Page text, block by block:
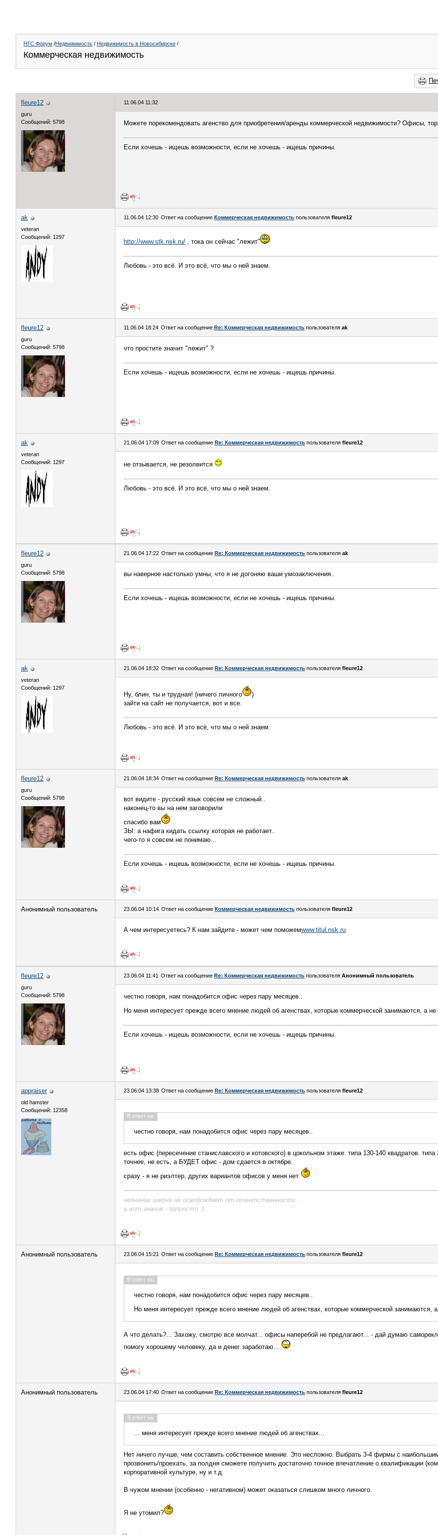
НГС.Форум /Недвижимость / Недвижимость в Новосибирске /
Коммерческая недвижимость
fleure12
guru
Сообщений: 5798
11.06.04 11:32
Можете порекомендовать агенство для приобретения/аренды коммерческой недвижимости? Офисы,
Если хочешь - ищешь возможности, если не хочешь - ищешь причины.
ak
veteran
Сообщений: 1297
11.06.04 12:30 Ответ на сообщение Коммерческая недвижимость пользователя fleure12
http://www.stk.nsk.ru/ , тока он сейчас "лежит"
Любовь - это всё. И это всё, что мы о ней знаем.
fleure12
guru
Сообщений: 5798
11.06.04 18:24 Ответ на сообщение Re: Коммерческая недвижимость пользователя ak
что простите значит "лежит" ?
Если хочешь - ищешь возможности, если не хочешь - ищешь причины.
ak
veteran
Сообщений: 1297
21.06.04 17:09 Ответ на сообщение Re: Коммерческая недвижимость пользователя fleure12
не отзывается, не резолвится
Любовь - это всё. И это всё, что мы о ней знаем.
fleure12
guru
Сообщений: 5798
21.06.04 17:22 Ответ на сообщение Re: Коммерческая недвижимость пользователя ak
вы наверное настолько умны, что я не догоняю ваши умозаключения..
Если хочешь - ищешь возможности, если не хочешь - ищешь причины.
ak
veteran
Сообщений: 1297
21.06.04 18:32 Ответ на сообщение Re: Коммерческая недвижимость пользователя fleure12
Ну, блин, ты и трудная! (ничего личного
)
зайти на сайт не получается, вот и все.
Любовь - это всё. И это всё, что мы о ней знаем.
fleure12
guru
Сообщений: 5798
21.06.04 18:34 Ответ на сообщение Re: Коммерческая недвижимость пользователя ak
вот видите - русский язык совсем не сложный..
наконец-то вы на нем заговорили
спасибо вам
ЗЫ: а нафига кидать ссылку которая не работает..
чего-то я совсем не понимаю...
Если хочешь - ищешь возможности, если не хочешь - ищешь причины.
Анонимный пользователь 23.06.04 10:14 Ответ на сообщение Коммерческая недвижимость пользователя fleure12
А чем интересуетесь? К нам зайдите - может чем поможемwww.titul.nsk.ru
fleure12
guru
Сообщений: 5798
23.06.04 11:41 Ответ на сообщение Re: Коммерческая недвижимость пользователя Анонимный пользователь
честно говоря, нам понадобится офис через пару месяцев..
Но меня интересует прежде всего мнение людей об агенствах, которые коммерческой занимаются, а
Если хочешь - ищешь возможности, если не хочешь - ищешь причины.
appraiser
old hamster
Сообщений: 12358
23.06.04 13:38 Ответ на сообщение Re: Коммерческая недвижимость пользователя fleure12
В ответ на:
честно говоря, нам понадобится офис через пару месяцев..
есть офис (пересечение станиславского и котовского) в цокольном этаже. типа 130-140 квадратов. типа
точнее, не есть, а БУДЕТ офис - дом сдается в октябре.
сразу - я не риэлтер, других вариантов офисов у меня нет
незнание закона не освобождает от ответственности ...
а вот знание - запросто :)
Анонимный пользователь 23.06.04 15:21 Ответ на сообщение Re: Коммерческая недвижимость пользователя fleure12
В ответ на:
честно говоря, нам понадобится офис через пару месяцев..
Но меня интересует прежде всего мнение людей об агенствах, которые коммерческой занимаются,
А что делать?... Захожу, смотрю все молчат... офисы наперебой не предлагают... - дай думаю
помогу хорошему человеку, да и денег заработаю...
Анонимный пользователь 23.06.04 17:40 Ответ на сообщение Re: Коммерческая недвижимость пользователя fleure12
В ответ на:
... меня интересует прежде всего мнение людей об агенствах...
Нет ничего лучше, чем составить собственное мнение. Это несложно. Выбрать 3-4 фирмы с
прозвонить/проехать, за полдня сможете получить достаточно точное впечатление о квалификации
корпоративной культуре, ну и т.д.
В чужом мнении (особенно - негативном) может оказаться слишком много личного.
Я не утомил?